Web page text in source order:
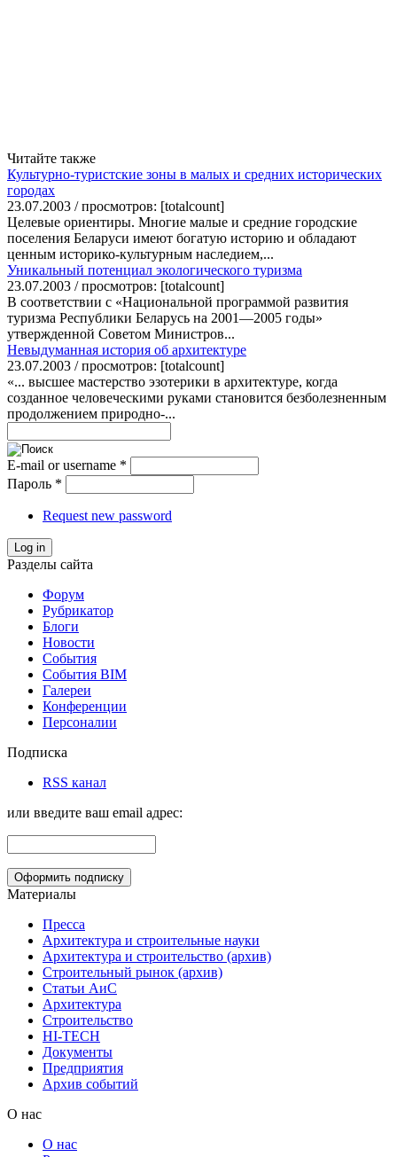
Читайте также
Культурно-туристские зоны в малых и средних исторических
городах
23.07.2003 / просмотров: [totalcount]
Целевые ориентиры. Многие малые и средние городские
поселения Беларуси имеют богатую историю и обладают
ценным историко-культурным наследием,...
Уникальный потенциал экологического туризма
23.07.2003 / просмотров: [totalcount]
В соответствии с «Национальной программой развития
туризма Республики Беларусь на 2001—2005 годы»
утвержденной Советом Министров...
Невыдуманная история об архитектуре
23.07.2003 / просмотров: [totalcount]
«... высшее мастерство эзотерики в архитектуре, когда
созданное человеческими руками становится безболезненным
продолжением природно-...
E-mail or username *
Пароль *
Request new password
Log in
Разделы сайта
Форум
Рубрикатор
Блоги
Новости
События
События BIM
Галереи
Конференции
Персоналии
Подписка
RSS канал
или введите ваш email адрес:
Материалы
Пресса
Архитектура и строительные науки
Архитектура и строительство (архив)
Строительный рынок (архив)
Статьи АиС
Архитектура
Строительство
HI-TECH
Документы
Предприятия
Архив событий
О нас
О нас